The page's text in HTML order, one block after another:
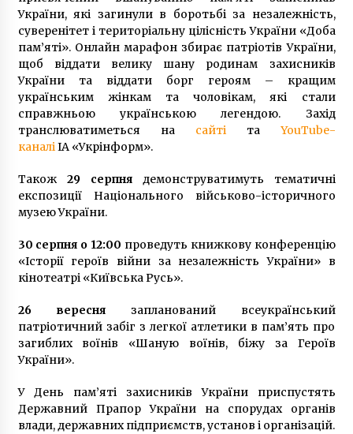
України, які загинули в боротьбі за незалежність,
суверенітет і територіальну цілісність України «Доба
пам’яті». Онлайн марафон збирає патріотів України,
щоб віддати велику шану родинам захисників
України та віддати борг героям – кращим
українським жінкам та чоловікам, які стали
справжньою українською легендою. Захід
транслюватиметься на сайтіта YouTube-
каналіІА «Укрінформ».
Також 29 серпнядемонструватимуть тематичні
експозиції Національного військово-історичного
музею України.
30 серпня о 12:00 проведуть книжкову конференцію
«Історії героїв війни за незалежність України» в
кінотеатрі «Київська Русь».
26 вереснязапланований всеукраїнський
патріотичний забіг з легкої атлетики в пам’ять про
загиблих воїнів «Шаную воїнів, біжу за Героїв
України».
У День пам’яті захисників України приспустять
Державний Прапор України на спорудах органів
влади, державних підприємств, установ і організацій.